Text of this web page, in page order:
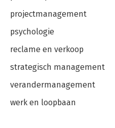
projectmanagement
psychologie
reclame en verkoop
strategisch management
verandermanagement
werk en loopbaan